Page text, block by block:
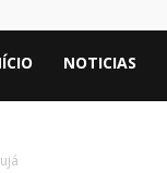
NOTICIAS